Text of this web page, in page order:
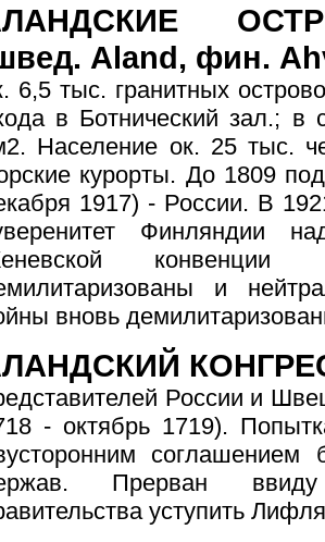
Aland, фин.
6,5 тыс. гранитных
в Ботнический зал.; в
Население ок. 25 тыс.
курорты. До 1809
1917) - России. В
Финляндии
и
вновь
России и
- октябрь 1719).
соглашением
Прерван ввиду
уступить